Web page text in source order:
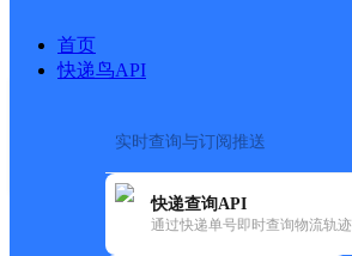
首页
快递鸟API
实时查询与订阅推送
快递查询API
通过快递单号即时查询物流轨迹
快递大全>